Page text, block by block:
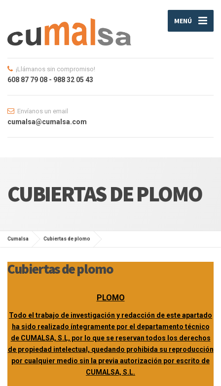
MENÚ
¡Llámanos sin compromiso!
608 87 79 08 - 988 32 05 43
Envíanos un email
cumalsa@cumalsa.com
CUBIERTAS DE PLOMO
Cumalsa Cubiertas de plomo
Cubiertas de plomo
PLOMO
Todo el trabajo de investigación y redacción de este apartado
ha sido realizado íntegramente por el departamento técnico
de CUMALSA, S.L, por lo que se reservan todos los derechos
de propiedad intelectual, quedando prohibida su reproducción
por cualquier medio sin la previa autorización por escrito de
CUMALSA, S.L.